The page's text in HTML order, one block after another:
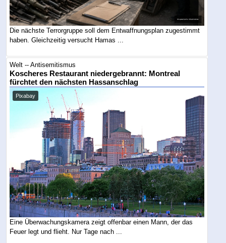
Die nächste Terrorgruppe soll dem Entwaffnungsplan zugestimmt
haben. Gleichzeitig versucht Hamas ...
Welt -- Antisemitismus
Koscheres Restaurant niedergebrannt: Montreal
fürchtet den nächsten Hassanschlag
Pixabay
Eine Überwachungskamera zeigt offenbar einen Mann, der das
Feuer legt und flieht. Nur Tage nach ...